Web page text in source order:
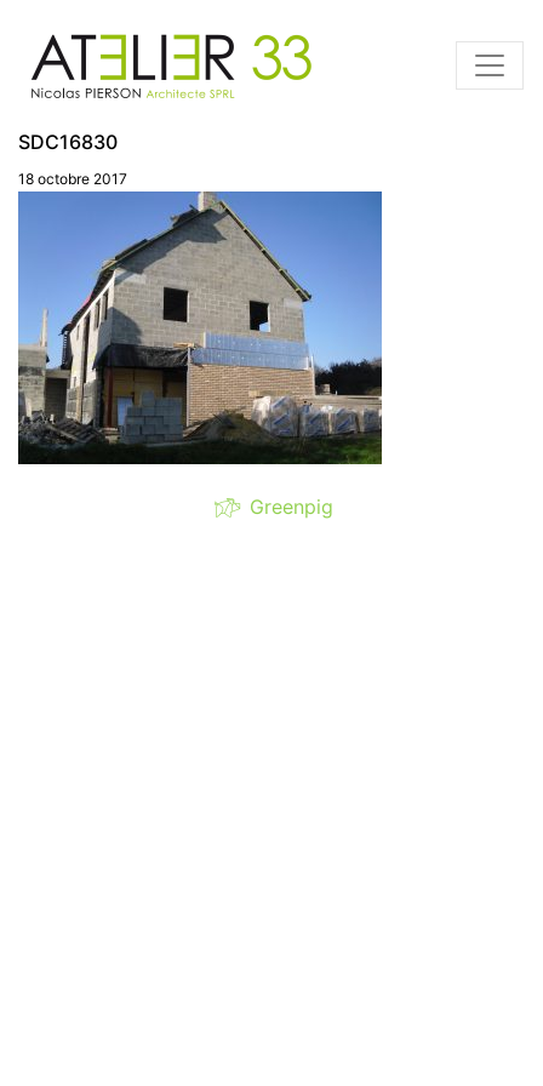
SDC16830
18 octobre 2017
Greenpig